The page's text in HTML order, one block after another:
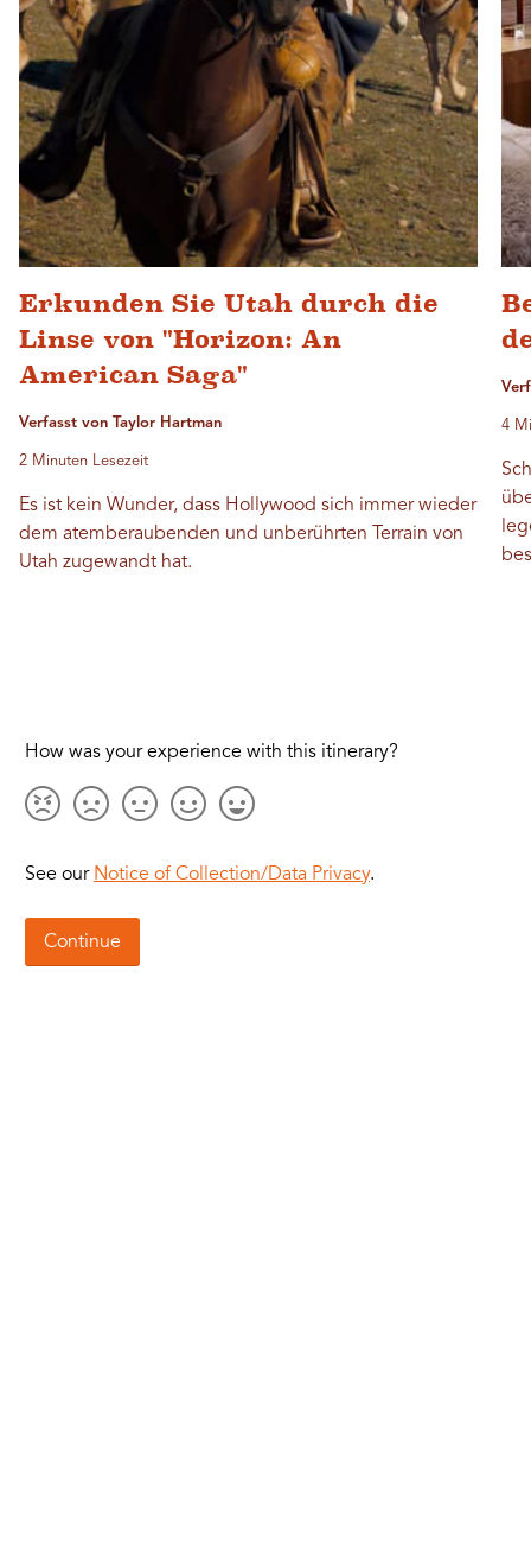
Erkunden Sie Utah durch die
Linse von "Horizon: An
American Saga"
Verfasst von Taylor Hartman
2 Minuten Lesezeit
Es ist kein Wunder, dass Hollywood sich immer wieder
dem atemberaubenden und unberührten Terrain von
Utah zugewandt hat.
4